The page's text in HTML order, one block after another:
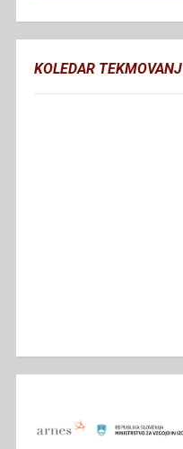
KOLEDAR TEKMOVANJ